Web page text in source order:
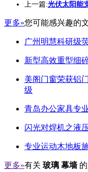
上一篇:光伏太阳能
更多»您可能感兴趣的
广州明慧科研级
新型高效重型细
美阁门窗荣获铝
级
青岛办公家具专
闪光对焊机之液
专业运动木地板
更多»有关 玻璃 幕墙